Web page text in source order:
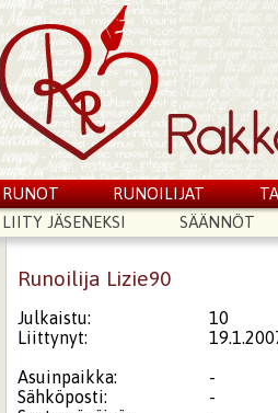
RUNOT RUNOILIJAT
LIITY JÄSENEKSI
SÄÄNNÖT
Runoilija Lizie90
Julkaistu:
10
Liittynyt:
Asuinpaikka:
-
Sähköposti:
-